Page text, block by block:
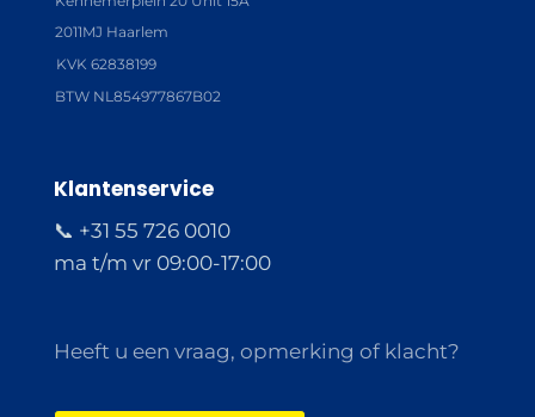
2011MJ Haarlem
KVK 62838199
BTW NL854977867B02
Klantenservice
📞 +31 55 726 0010
ma t/m vr 09:00-17:00
Heeft u een vraag, opmerking of klacht?